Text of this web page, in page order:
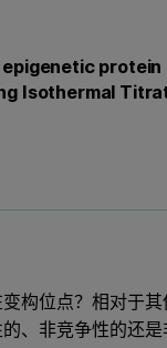
protein
Isothermal
构位点？相对于其
、非竞争性的还是